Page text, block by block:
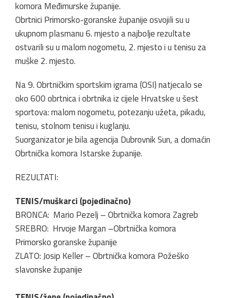
komora Međimurske županije.
Obrtnici Primorsko-goranske županije osvojili su u
ukupnom plasmanu 6. mjesto a najbolje rezultate
ostvarili su u malom nogometu, 2. mjesto i u tenisu za
muške 2. mjesto.
Na 9. Obrtničkim sportskim igrama (OSI) natjecalo se
oko 600 obrtnica i obrtnika iz cijele Hrvatske u šest
sportova: malom nogometu, potezanju užeta, pikadu,
tenisu, stolnom tenisu i kuglanju.
Suorganizator je bila agencija Dubrovnik Sun, a domaćin
Obrtnička komora Istarske županije.
REZULTATI:
TENIS/muškarci (pojedinačno)
BRONCA: Mario Pezelj – Obrtnička komora Zagreb
SREBRO: Hrvoje Margan –Obrtnička komora
Primorsko goranske županije
ZLATO: Josip Keller – Obrtnička komora Požeško
slavonske županije